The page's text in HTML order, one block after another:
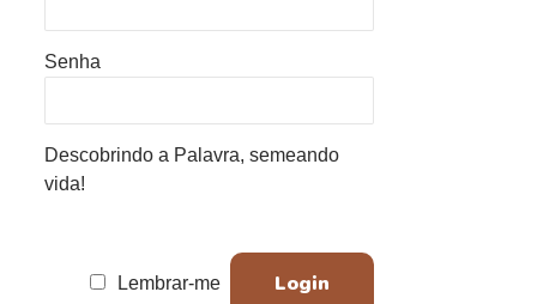
Senha
Descobrindo a Palavra, semeando
vida!
Lembrar-me